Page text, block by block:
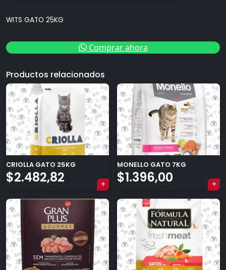
WITS GATO 25KG
Comprar ahora
Productos relacionados
CRIOLLA GATO 25KG
$2.482,82
MONELLO GATO 7KG
$1.396,00
×